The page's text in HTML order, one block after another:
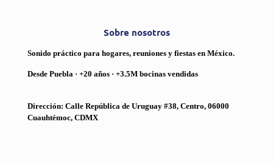
Sobre nosotros
Sonido práctico para hogares, reuniones y fiestas en México.
Desde Puebla · +20 años · +3.5M bocinas vendidas
Dirección: Calle República de Uruguay #38, Centro, 06000
Cuauhtémoc, CDMX